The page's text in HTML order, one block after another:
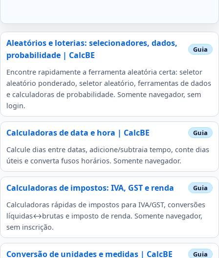
Aleatórios e loterias: selecionadores, dados,
probabilidade | CalcBE
Encontre rapidamente a ferramenta aleatória certa: seletor
aleatório ponderado, seletor aleatório, ferramentas de dados
e calculadoras de probabilidade. Somente navegador, sem
login.
Calculadoras de data e hora | CalcBE
Calcule dias entre datas, adicione/subtraia tempo, conte dias
úteis e converta fusos horários. Somente navegador.
Calculadoras de impostos: IVA, GST e renda
Calculadoras rápidas de impostos para IVA/GST, conversões
líquidas↔brutas e imposto de renda. Somente navegador,
sem inscrição.
Conversão de unidades e medidas | CalcBE